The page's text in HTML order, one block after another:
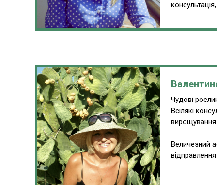
Чудові
Всілякі
вирощування.
Величезний
відправлення